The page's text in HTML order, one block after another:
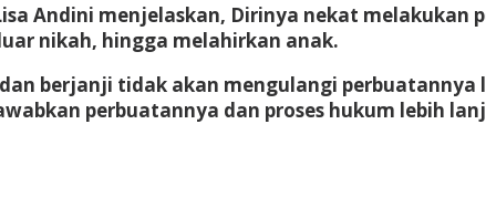
Andini menjelaskan, Dirinya nekat
nikah, hingga melahirkan anak.
berjanji tidak akan mengulangi perbuatannya
perbuatannya dan proses hukum lebih